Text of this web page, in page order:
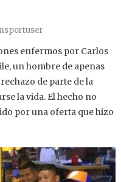
enfermos por Carlos
un hombre de apenas
de parte de la
la vida. El hecho no
por una oferta que hizo